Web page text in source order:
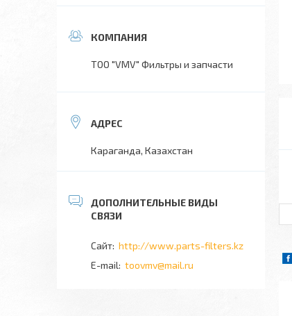
ТОО "VMV" Фильтры и запчасти
Караганда, Казахстан
http://www.parts-filters.kz
toovmv@mail.ru